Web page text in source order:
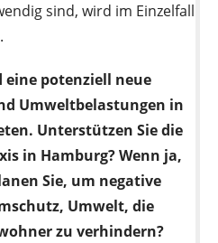
sind, wird im Einzelfall
eine potenziell neue
Umweltbelastungen in
Unterstützen Sie die
in Hamburg? Wenn ja,
Sie, um negative
Umwelt, die
zu verhindern?